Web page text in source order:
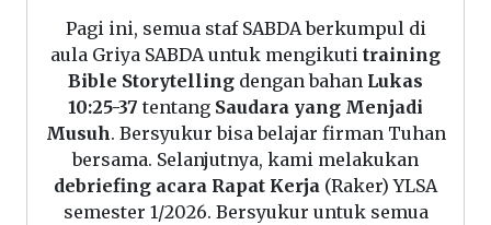
Pagi ini, semua staf SABDA berkumpul di
aula Griya SABDA untuk mengikuti training
Bible Storytelling dengan bahan Lukas
10:25-37 tentang Saudara yang Menjadi
Musuh. Bersyukur bisa belajar firman Tuhan
bersama. Selanjutnya, kami melakukan
debriefing acara Rapat Kerja (Raker) YLSA
semester 1/2026. Bersyukur untuk semua